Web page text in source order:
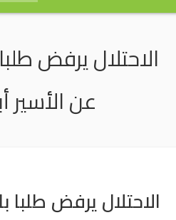
الاحتلال يرفض
عن الأسير
الاحتلال يرفض طلبا